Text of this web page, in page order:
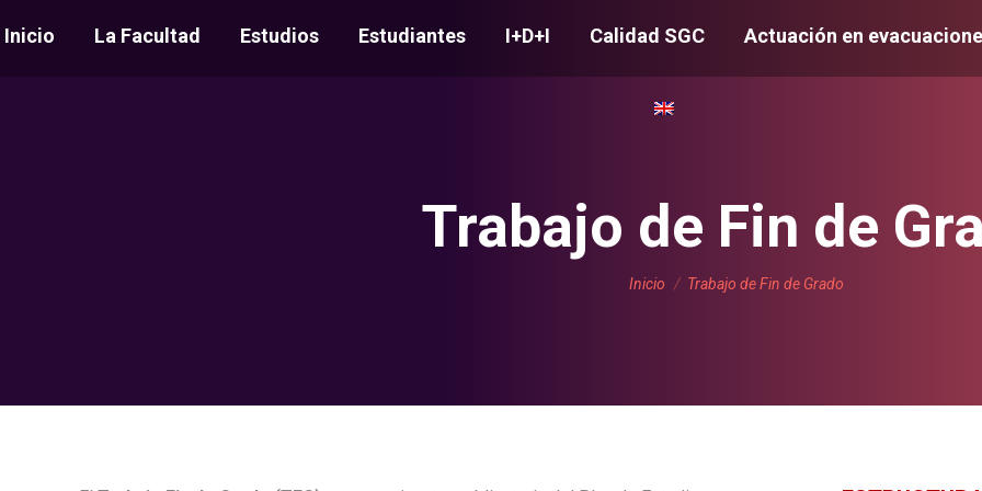
Inicio La Facultad Estudios Estudiantes I+D+I Calidad SGC Actuación en
Trabajo de Fin de
Estás aquí:
Inicio Trabajo de Fin de Grado